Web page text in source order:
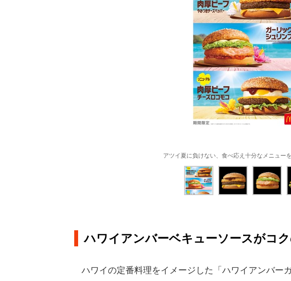
アツイ夏に負けない、食べ応え十分なメニュー
ハワイアンバーベキューソースがコ
ハワイの定番料理をイメージした「ハワイアンバー